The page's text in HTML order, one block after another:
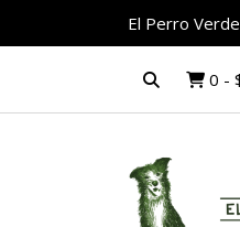
El Perro
0 -